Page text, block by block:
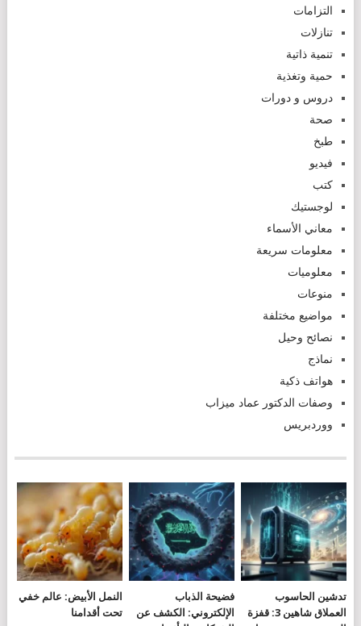
التزامات
تنازلات
تنمية ذاتية
حمية وتغذية
دروس و دورات
صحة
طبخ
فيديو
كتب
لوجستيك
معاني الأسماء
معلومات سريعة
معلوميات
منوعات
مواضيع مختلفة
نصائح وحيل
نماذج
هواتف ذكية
وصفات الدكتور عماد ميزاب
ووردبريس
تدشين الحاسوب
العملاق شاهين 3: قفزة
فضيحة الذباب
الإلكتروني: الكشف عن
النمل الأبيض: عالم خفي
تحت أقدامنا